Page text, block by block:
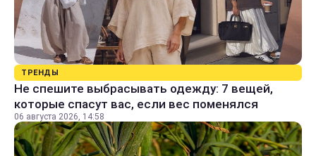
ТРЕНДЫ
Не спешите выбрасывать одежду: 7 вещей,
которые спасут вас, если вес поменялся
06 августа 2026, 14:58